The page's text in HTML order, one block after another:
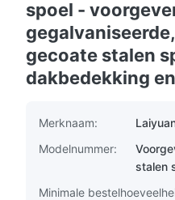
spoel -
gecoate stalen
dakbedekking
Merknaam:
Modelnummer:
stalen
Minimale